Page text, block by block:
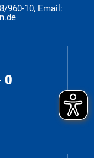
960-10, Email:
0